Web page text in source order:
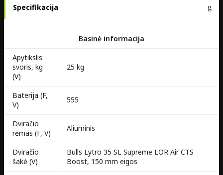
Specifikacija
Basinė informacija
Apytikslis
svoris, kg
(V)
25 kg
Baterija (F,
V)
555
Dviračio
rėmas (F, V)
Aliuminis
Dviračio
šakė (V)
Bulls Lytro 35 SL Supreme LOR Air CTS
Boost, 150 mm eigos